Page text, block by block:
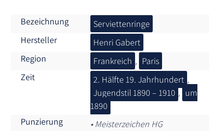
Bezeichnung
Serviettenringe
Hersteller
Henri Gabert
Region
Frankreich , Paris
Zeit
2. Hälfte 19. Jahrhundert ,
Jugendstil 1890 – 1910 , um
1890
Punzierung
• Meisterzeichen HG